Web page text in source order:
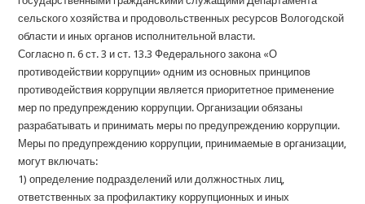
сельского хозяйства и продовольственных ресурсов Вологодской
области и иных органов исполнительной власти.
Согласно п. 6 ст. 3 и ст. 13.3 Федерального закона «О
противодействии коррупции» одним из основных принципов
противодействия коррупции является приоритетное применение
мер по предупреждению коррупции. Организации обязаны
разрабатывать и принимать меры по предупреждению коррупции.
Меры по предупреждению коррупции, принимаемые в организации,
могут включать:
1) определение подразделений или должностных лиц,
ответственных за профилактику коррупционных и иных